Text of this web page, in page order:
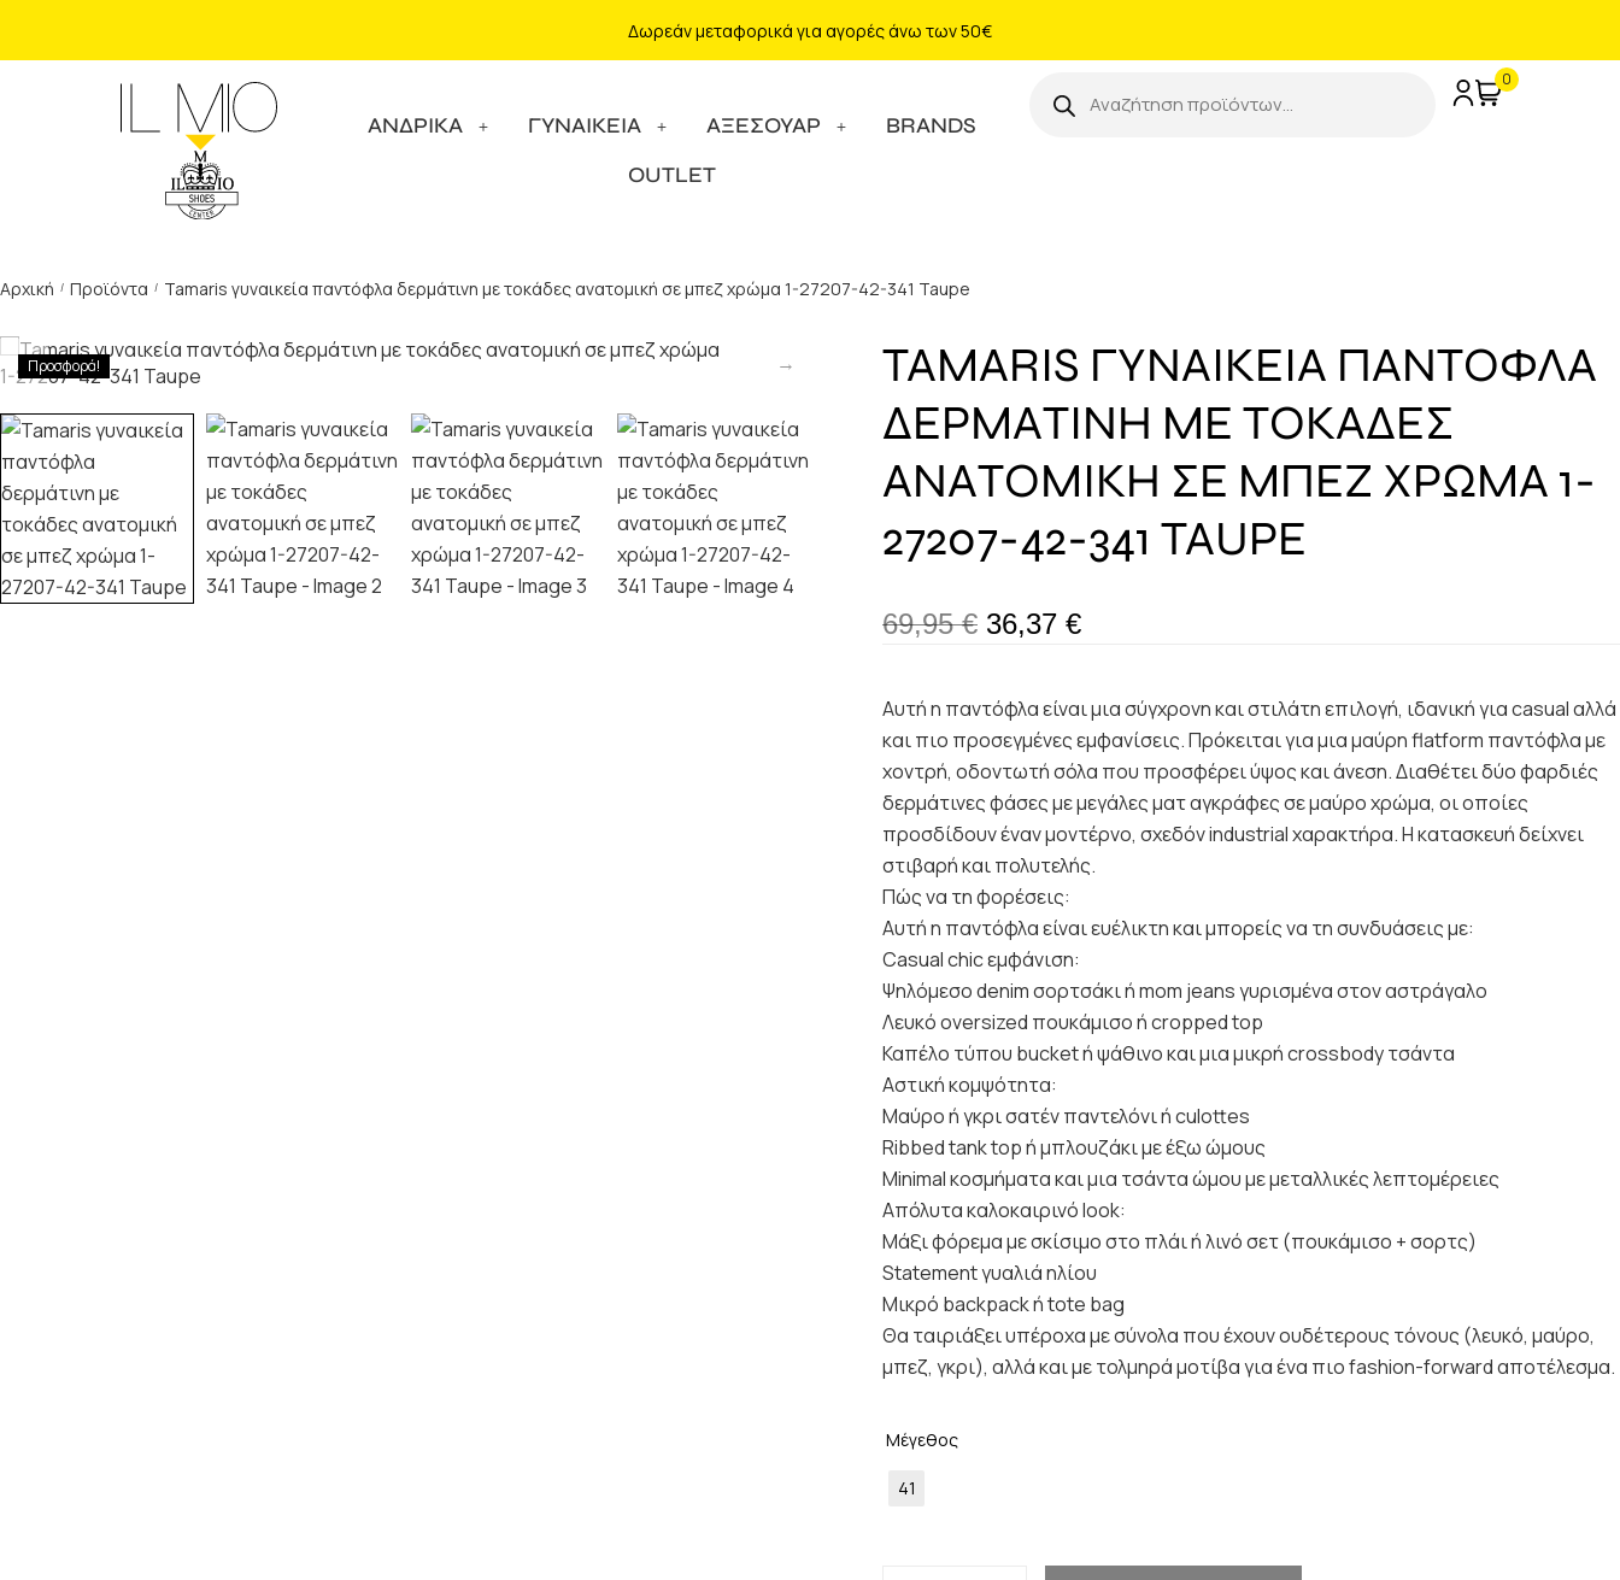
Δωρεάν μεταφορικά για αγορές άνω των 50€
ΑΝΔΡΙΚΑ ΓΥΝΑΙΚΕΙΑ ΑΞΕΣΟΥΑΡ
BRANDS
OUTLET
0
Αρχική / Προϊόντα / Tamaris γυναικεία παντόφλα δερμάτινη με τοκάδες ανατομική σε μπεζ χρώμα 1-27207-42-341 Taupe
Προσφορά!
TAMARIS ΓΥΝΑΙΚΕΙΑ ΠΑΝΤΟΦΛΑ
ΔΕΡΜΑΤΙΝΗ ΜΕ ΤΟΚΑΔΕΣ
ΑΝΑΤΟΜΙΚΗ ΣΕ ΜΠΕΖ ΧΡΩΜΑ 1-
27207-42-341 TAUPE
69,95€ 36,37 €
Αυτή η παντόφλα είναι μια σύγχρονη και στιλάτη επιλογή, ιδανική για casual αλλά
και πιο προσεγμένες εμφανίσεις. Πρόκειται για μια μαύρη flatform παντόφλα με
χοντρή, οδοντωτή σόλα που προσφέρει ύψος και άνεση. Διαθέτει δύο φαρδιές
δερμάτινες φάσες με μεγάλες ματ αγκράφες σε μαύρο χρώμα, οι οποίες
προσδίδουν έναν μοντέρνο, σχεδόν industrial χαρακτήρα. Η κατασκευή δείχνει
στιβαρή και πολυτελής.
Πώς να τη φορέσεις:
Αυτή η παντόφλα είναι ευέλικτη και μπορείς να τη συνδυάσεις με:
Casual chic εμφάνιση:
Ψηλόμεσο denim σορτσάκι ή mom jeans γυρισμένα στον αστράγαλο
Λευκό oversized πουκάμισο ή cropped top
Καπέλο τύπου bucket ή ψάθινο και μια μικρή crossbody τσάντα
Αστική κομψότητα:
Μαύρο ή γκρι σατέν παντελόνι ή culottes
Ribbed tank top ή μπλουζάκι με έξω ώμους
Minimal κοσμήματα και μια τσάντα ώμου με μεταλλικές λεπτομέρειες
Απόλυτα καλοκαιρινό look:
Μάξι φόρεμα με σκίσιμο στο πλάι ή λινό σετ (πουκάμισο + σορτς)
Statement γυαλιά ηλίου
Μικρό backpack ή tote bag
Θα ταιριάξει υπέροχα με σύνολα που έχουν ουδέτερους τόνους (λευκό, μαύρο,
μπεζ, γκρι), αλλά και με τολμηρά μοτίβα για ένα πιο fashion-forward αποτέλεσμα.
Μέγεθος
41